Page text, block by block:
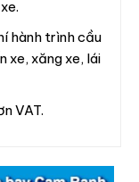
hành trình cầu
xe, xăng xe, lái
VAT.